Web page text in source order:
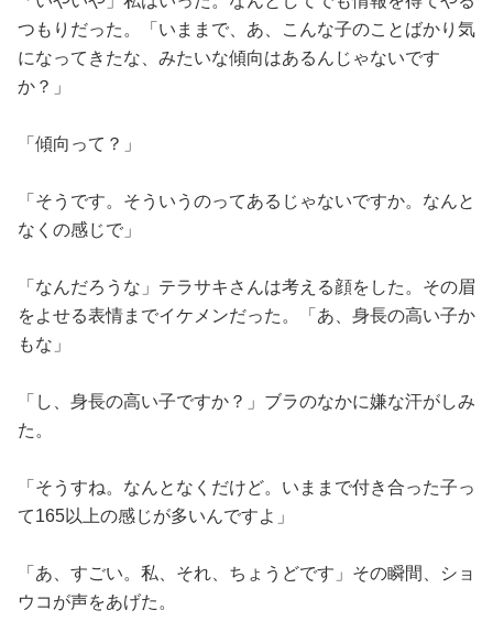
つもりだった。「いままで、あ、こんな子のことばかり気
になってきたな、みたいな傾向はあるんじゃないです
か？」
「傾向って？」
「そうです。そういうのってあるじゃないですか。なんと
なくの感じで」
「なんだろうな」テラサキさんは考える顔をした。その眉
をよせる表情までイケメンだった。「あ、身長の高い子か
もな」
「し、身長の高い子ですか？」ブラのなかに嫌な汗がしみ
た。
「そうすね。なんとなくだけど。いままで付き合った子っ
て165以上の感じが多いんですよ」
「あ、すごい。私、それ、ちょうどです」その瞬間、ショ
ウコが声をあげた。